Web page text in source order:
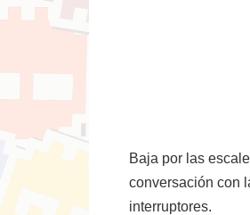
Baja por las
conversación con
interruptores.